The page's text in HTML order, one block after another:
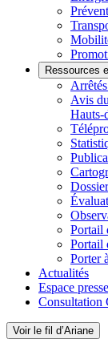
Ressources
Avis
Hauts-
Portail
Portail
Porter
Actualités
Espace presse
Consultation
Voir le fil d’Ariane